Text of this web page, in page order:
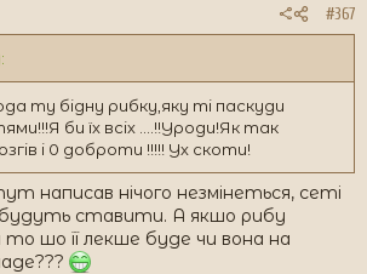
#367
ту бідну рибку,яку ті паскуди
би їх всіх ....!!Уроди!Як так
і 0 доброти !!!!! Ух скоти!
написав нічого незмінеться, сеті
будуть ставити. А якшо рибу
шо її лекше буде чи вона на